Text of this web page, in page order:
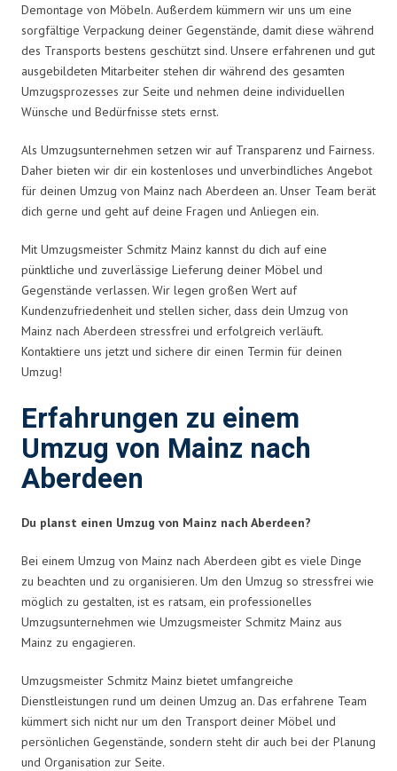
Demontage von Möbeln. Außerdem kümmern wir uns um eine
sorgfältige Verpackung deiner Gegenstände, damit diese während
des Transports bestens geschützt sind. Unsere erfahrenen und gut
ausgebildeten Mitarbeiter stehen dir während des gesamten
Umzugsprozesses zur Seite und nehmen deine individuellen
Wünsche und Bedürfnisse stets ernst.
Als Umzugsunternehmen setzen wir auf Transparenz und Fairness.
Daher bieten wir dir ein kostenloses und unverbindliches Angebot
für deinen Umzug von Mainz nach Aberdeen an. Unser Team berät
dich gerne und geht auf deine Fragen und Anliegen ein.
Mit Umzugsmeister Schmitz Mainz kannst du dich auf eine
pünktliche und zuverlässige Lieferung deiner Möbel und
Gegenstände verlassen. Wir legen großen Wert auf
Kundenzufriedenheit und stellen sicher, dass dein Umzug von
Mainz nach Aberdeen stressfrei und erfolgreich verläuft.
Kontaktiere uns jetzt und sichere dir einen Termin für deinen
Umzug!
Erfahrungen zu einem
Umzug von Mainz nach
Aberdeen
Du planst einen Umzug von Mainz nach Aberdeen?
Bei einem Umzug von Mainz nach Aberdeen gibt es viele Dinge
zu beachten und zu organisieren. Um den Umzug so stressfrei wie
möglich zu gestalten, ist es ratsam, ein professionelles
Umzugsunternehmen wie Umzugsmeister Schmitz Mainz aus
Mainz zu engagieren.
Umzugsmeister Schmitz Mainz bietet umfangreiche
Dienstleistungen rund um deinen Umzug an. Das erfahrene Team
kümmert sich nicht nur um den Transport deiner Möbel und
persönlichen Gegenstände, sondern steht dir auch bei der Planung
und Organisation zur Seite.